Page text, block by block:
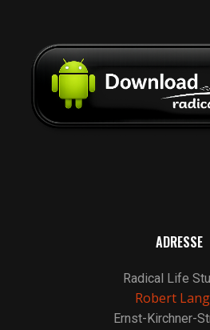
ADRESSE
Radical Life
Robert
Ernst-Kirchner-